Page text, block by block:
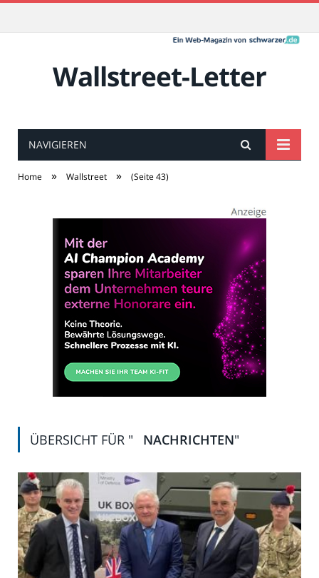
Wallstreet-Letter
NAVIGIEREN
Home » Wallstreet » (Seite 43)
ÜBERSICHT FÜR " NACHRICHTEN"